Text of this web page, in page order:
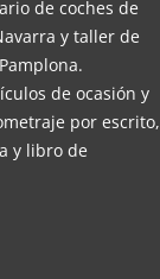
de coches de
y taller de
de ocasión y
por escrito,
y libro de